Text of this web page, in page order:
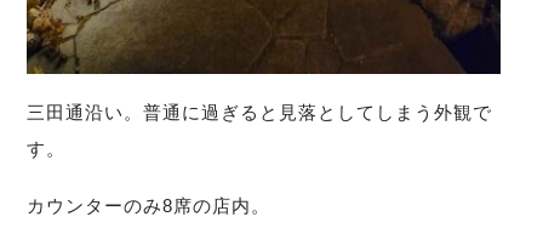
三田通沿い。普通に過ぎると見落としてしまう外観で
す。
カウンターのみ8席の店内。